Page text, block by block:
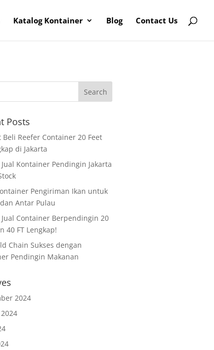
Katalog Kontainer Blog Contact Us
Posts
Beli Reefer Container 20 Feet
di Jakarta
Jual Kontainer Pendingin Jakarta
Pengiriman Ikan untuk
Antar Pulau
Jual Container Berpendingin 20
40 FT Lengkap!
Chain Sukses dengan
Pendingin Makanan
2024